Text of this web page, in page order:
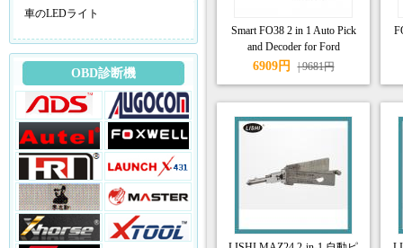
車のLEDライト
OBD診断機
Smart FO38 2 in 1 Auto Pick
and Decoder for Ford
6909円| 9681円